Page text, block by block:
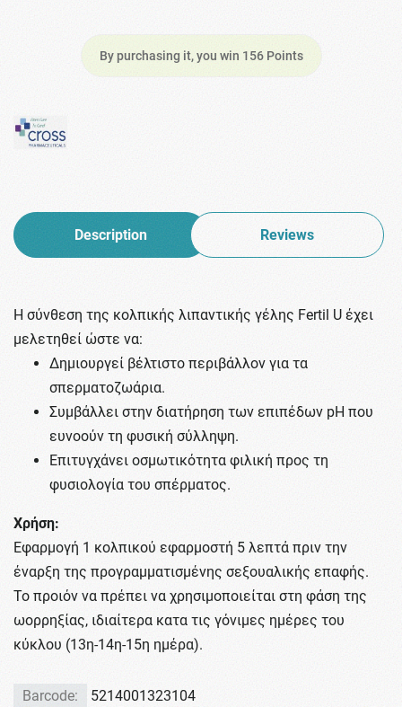
By purchasing it, you win 156 Points
Description Reviews
Η σύνθεση της κολπικής λιπαντικής γέλης Fertil U έχει
μελετηθεί ώστε να:
Δημιουργεί βέλτιστο περιβάλλον για τα
σπερματοζωάρια.
Συμβάλλει στην διατήρηση των επιπέδων pH που
ευνοούν τη φυσική σύλληψη.
Επιτυγχάνει οσμωτικότητα φιλική προς τη
φυσιολογία του σπέρματος.
Χρήση:
Εφαρμογή 1 κολπικού εφαρμοστή 5 λεπτά πριν την
έναρξη της προγραμματισμένης σεξουαλικής επαφής.
Το προιόν να πρέπει να χρησιμοποιείται στη φάση της
ωορρηξίας, ιδιαίτερα κατα τις γόνιμες ημέρες του
κύκλου (13η-14η-15η ημέρα).
Barcode: 5214001323104